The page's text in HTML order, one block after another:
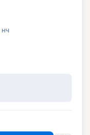
нч